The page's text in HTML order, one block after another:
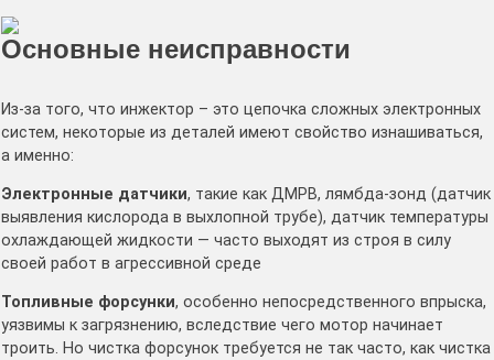
Основные неисправности
Из-за того, что инжектор – это цепочка сложных электронных
систем, некоторые из деталей имеют свойство изнашиваться,
а именно:
Электронные датчики, такие как ДМРВ, лямбда-зонд (датчик
выявления кислорода в выхлопной трубе), датчик температуры
охлаждающей жидкости — часто выходят из строя в силу
своей работ в агрессивной среде
Топливные форсунки, особенно непосредственного впрыска,
уязвимы к загрязнению, вследствие чего мотор начинает
троить. Но чистка форсунок требуется не так часто, как чистка